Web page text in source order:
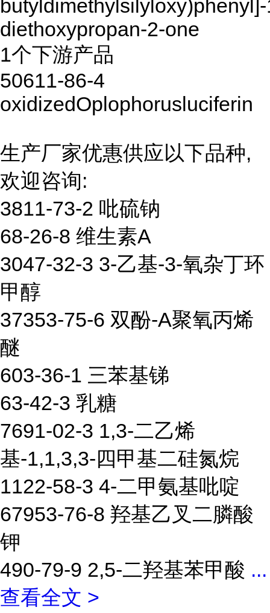
diethoxypropan-2-one
1个下游产品
50611-86-4
oxidizedOplophorusluciferin
生产厂家优惠供应以下品种,
欢迎咨询:
3811-73-2 吡硫钠
68-26-8 维生素A
3047-32-3 3-乙基-3-氧杂丁环
甲醇
37353-75-6 双酚-A聚氧丙烯
醚
603-36-1 三苯基锑
63-42-3 乳糖
7691-02-3 1,3-二乙烯
基-1,1,3,3-四甲基二硅氮烷
1122-58-3 4-二甲氨基吡啶
67953-76-8 羟基乙叉二膦酸
钾
490-79-9 2,5-二羟基苯甲酸 ...
查看全文 >